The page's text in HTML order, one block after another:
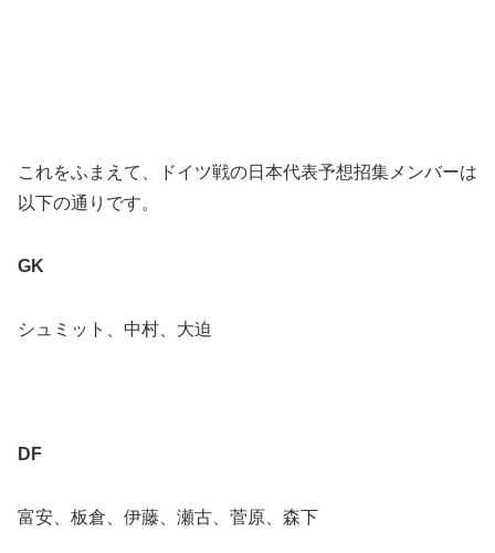
これをふまえて、ドイツ戦の日本代表予想招集メンバーは
以下の通りです。
GK
シュミット、中村、大迫
DF
富安、板倉、伊藤、瀬古、菅原、森下